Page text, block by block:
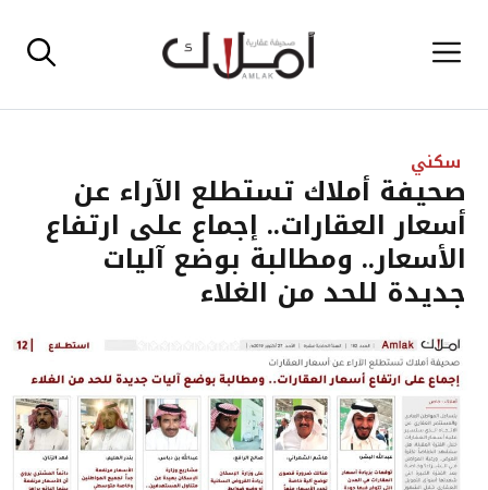
إلى القائمة
سكني
صحيفة أملاك تستطلع الآراء عن
أسعار العقارات.. إجماع على ارتفاع
الأسعار.. ومطالبة بوضع آليات
جديدة للحد من الغلاء